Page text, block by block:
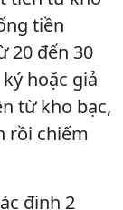
tiền
20 đến 30
hoặc giả
từ kho bạc,
rồi chiếm
định 2